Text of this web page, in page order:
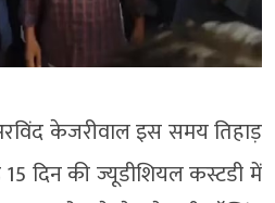
केजरीवाल इस समय तिहाड़
दिन की ज्यूडीशियल कस्टडी में